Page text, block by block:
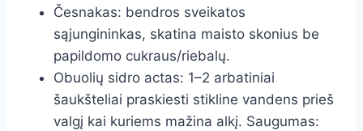
Česnakas: bendros sveikatos
sąjungininkas, skatina maisto skonius be
papildomo cukraus/riebalų.
Obuolių sidro actas: 1–2 arbatiniai
šaukšteliai praskiesti stikline vandens prieš
valgį kai kuriems mažina alkį. Saugumas: